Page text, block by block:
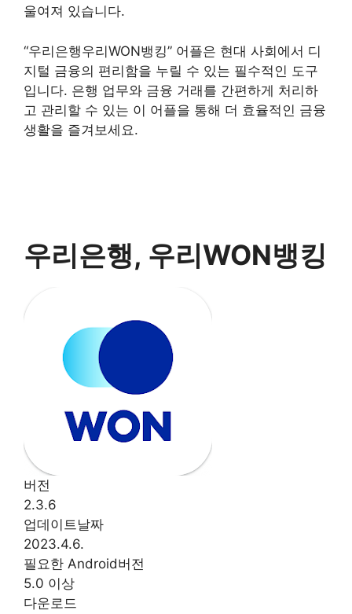
울여져 있습니다.
“우리은행우리WON뱅킹” 어플은 현대 사회에서 디
지털 금융의 편리함을 누릴 수 있는 필수적인 도구
입니다. 은행 업무와 금융 거래를 간편하게 처리하
고 관리할 수 있는 이 어플을 통해 더 효율적인 금융
생활을 즐겨보세요.
우리은행, 우리WON뱅킹
버전
2.3.6
업데이트날짜
2023.4.6.
필요한 Android버전
5.0 이상
다운로드